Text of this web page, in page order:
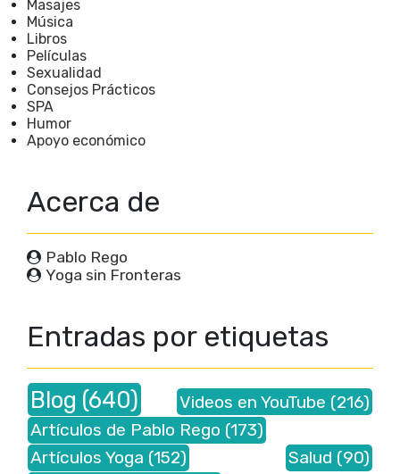
Masajes
Música
Libros
Películas
Sexualidad
Consejos Prácticos
SPA
Humor
Apoyo económico
Acerca de
Pablo Rego
Yoga sin Fronteras
Entradas por etiquetas
Blog (640) Videos en YouTube (216)
Artículos de Pablo Rego (173)
Artículos Yoga (152) Salud (90)